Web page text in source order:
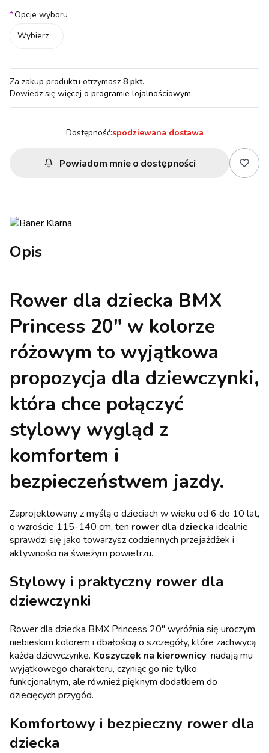
*Opcje wyboru
Wybierz
Za zakup produktu otrzymasz 8 pkt.
Dowiedz się więcej o programie lojalnościowym.
Dostępność:spodziewana dostawa
Powiadom mnie o dostępności
Opis
Rower dla dziecka BMX
Princess 20" w kolorze
różowym to wyjątkowa
propozycja dla dziewczynki,
która chce połączyć
stylowy wygląd z
komfortem i
bezpieczeństwem jazdy.
Zaprojektowany z myślą o dzieciach w wieku od 6 do 10 lat,
o wzroście 115-140 cm, ten rower dla dziecka idealnie
sprawdzi się jako towarzysz codziennych przejażdżek i
aktywności na świeżym powietrzu.
Stylowy i praktyczny rower dla
dziewczynki
Rower dla dziecka BMX Princess 20" wyróżnia się uroczym,
niebieskim kolorem i dbałością o szczegóły, które zachwycą
każdą dziewczynkę. Koszyczek na kierownicy nadają mu
wyjątkowego charakteru, czyniąc go nie tylko
funkcjonalnym, ale również pięknym dodatkiem do
dziecięcych przygód.
Komfortowy i bezpieczny rower dla
dziecka